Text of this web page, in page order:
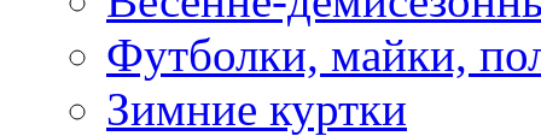
Футболки, майки,
Зимние куртки